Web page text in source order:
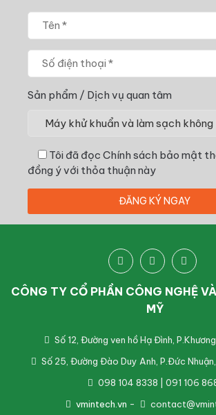
Sản phẩm / Dịch vụ quan tâm
Tôi đã đọc Chính sách bảo mật
đồng ý với thỏa thuận này
CÔNG TY CỔ PHẦN CÔNG NGHỆ
MỸ
Số 12, Đường ven hồ Hạ Đình,
Số 25, Đường Đào Duy Anh, P.Đức Nhuận,
098 104 8338 | 091 106
vmintech.vn -